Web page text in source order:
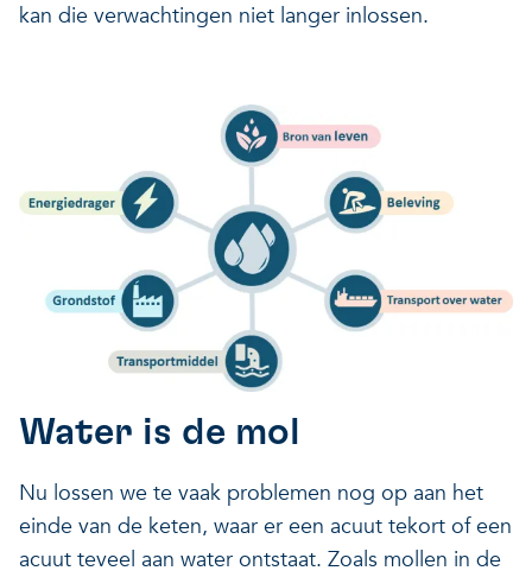
kan die verwachtingen niet langer inlossen.
Water is de mol
Nu lossen we te vaak problemen nog op aan het
einde van de keten, waar er een acuut tekort of een
acuut teveel aan water ontstaat. Zoals mollen in de